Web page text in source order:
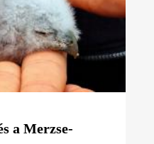
a Merzse-